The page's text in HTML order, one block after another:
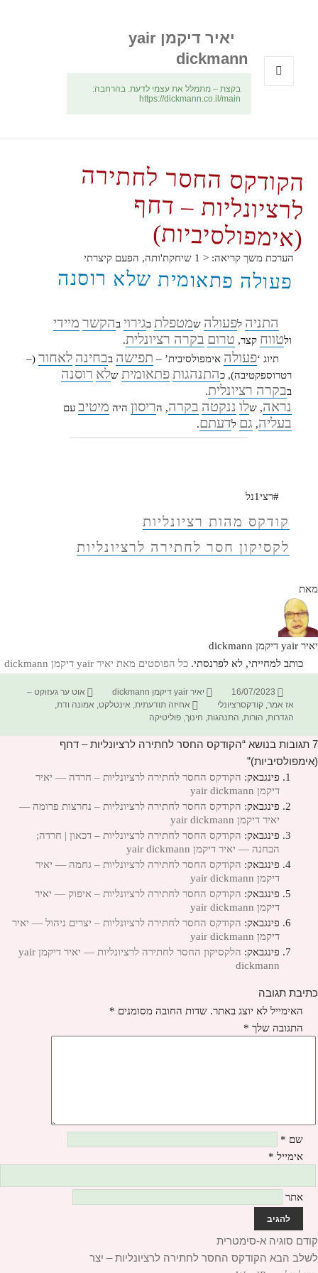
יאיר דיקמן yair
dickmann
בקצת – מתמלל את עצמי לדעת. בהרחבה:
https://dickmann.co.il/main
הקודקס החסר לחתירה
לרציונליות – דחף
(אימפולסיביות)
הערכת משך קריאה: < 1 שיחקת'ותה, הפעם קיצרתי
פעולה פתאומית שלא רוסנה
התניה לפעולה שמטפלת בגירוי בהקשר מיידי
ולטווח קצר, טרום בקרה רציונלית.
תיוג ‘פעולה אימפולסיבית’ – תפישה בבחינה לאחור (–
רטרוספקטיבה), כהתנהגות פתאומית שלא רוסנה
בבקרה רציונלית.
נראה, שלו ננקטה בקרה, הריסון היה מיטיב עם
בעליה, גם לדעתם.
#רצי1נל
קודקס מהות רציונליות
לקסיקון חסר לחתירה לרציונליות
מאת
יאיר yair דיקמן dickmann
כותב למחייתי, לא לפרנסתי. כל הפוסטים מאת יאיר yair דיקמן dickmann‏
פורסם
בתאריך
16/07/2023 מחבר
יאיר yair דיקמן dickmann קטגוריות
אוט ער געזוקט –
אז אמר,קודקסרציונלי תגיות
אחיזה תודעתית, אינטלקט, אמונה ודת,
הגדרות, הורות, התנהגות, חינוך,פוליטיקה
7 תגובות בנושא “הקודקס החסר לחתירה לרציונליות – דחף
(אימפולסיביות)”
פינגבאק: הקודקס החסר לחתירה לרציונליות – חרדה — יאיר
דיקמן yair dickmann
פינגבאק: הקודקס החסר לחתירה לרציונליות – נחרצות פרומה —
יאיר דיקמן yair dickmann
פינגבאק: הקודקס החסר לחתירה לרציונליות – דכאון | חרדה;
הבחנה — יאיר דיקמן yair dickmann
פינגבאק: הקודקס החסר לחתירה לרציונליות – גחמה — יאיר
דיקמן yair dickmann
פינגבאק: הקודקס החסר לחתירה לרציונליות – איפוק — יאיר
דיקמן yair dickmann
פינגבאק: הקודקס החסר לחתירה לרציונליות – יצרים ניהול — יאיר
דיקמן yair dickmann
פינגבאק:
הלקסיקון החסר לחתירה לרציונליות — יאיר דיקמן yair
dickmann
כתיבת תגובה
האימייל לא יוצג באתר. שדות החובה מסומנים *
התגובה שלך *
שם *
אימייל *
אתר
ניווט
קודם הפוסט
הקודם:
סוגיה א-סימטרית
לשלב הבא הפוסט
הקודקס החסר לחתירה לרציונליות – יצר